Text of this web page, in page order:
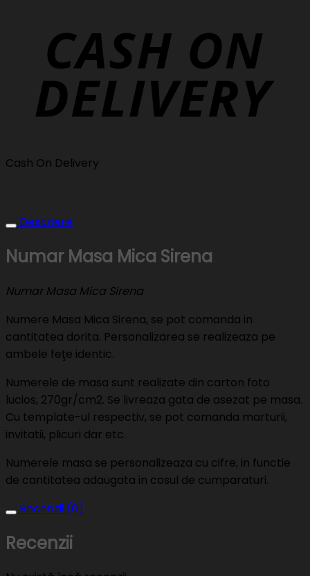
Cash On Delivery
Descriere
Numar Masa Mica Sirena
Numar Masa Mica Sirena
Numere Masa Mica Sirena, se pot comanda in
cantitatea dorita. Personalizarea se realizeaza pe
ambele feţe identic.
Numerele de masa sunt realizate din carton foto
lucios, 270gr/cm2. Se livreaza gata de asezat pe masa.
Cu template-ul respectiv, se pot comanda marturii,
invitatii, plicuri dar etc.
Numerele masa se personalizeaza cu cifre, in functie
de cantitatea adaugata in cosul de cumparaturi.
Recenzii (0)
Recenzii